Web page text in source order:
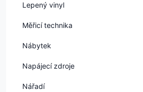
Lepený vinyl
Měřicí technika
Nábytek
Napájecí zdroje
Nářadí